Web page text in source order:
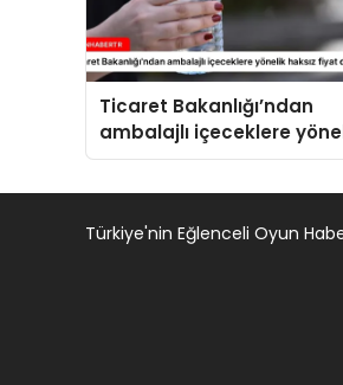
Ticaret Bakanlığı’ndan
ambalajlı içeceklere
haksız fiyat denetimi
Türkiye'nin Eğlenceli Oyun